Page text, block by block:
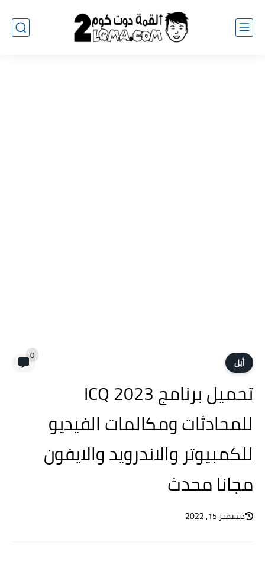
أبل 0
تحميل برنامج ICQ 2023
للمحادثات ومكالمات الفيديو
للكمبيوتر والاندرويد والايفون
مجانا محدث
ديسمبر 15, 2022